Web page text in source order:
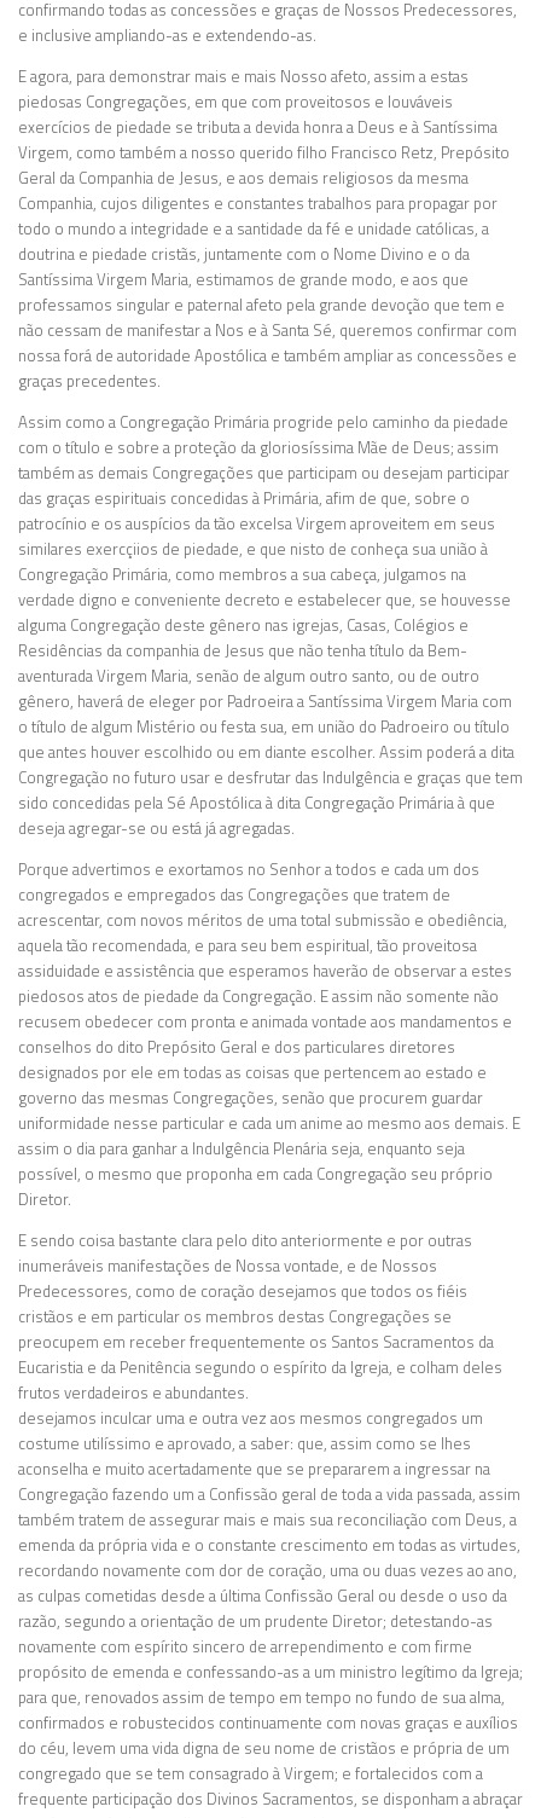
confirmando todas as concessões e graças de Nossos Predecessores,
e inclusive ampliando-as e extendendo-as.
E agora, para demonstrar mais e mais Nosso afeto, assim a estas
piedosas Congregações, em que com proveitosos e louváveis
exercícios de piedade se tributa a devida honra a Deus e à Santíssima
Virgem, como também a nosso querido filho Francisco Retz, Prepósito
Geral da Companhia de Jesus, e aos demais religiosos da mesma
Companhia, cujos diligentes e constantes trabalhos para propagar por
todo o mundo a integridade e a santidade da fé e unidade católicas, a
doutrina e piedade cristãs, juntamente com o Nome Divino e o da
Santíssima Virgem Maria, estimamos de grande modo, e aos que
professamos singular e paternal afeto pela grande devoção que tem e
não cessam de manifestar a Nos e à Santa Sé, queremos confirmar com
nossa forá de autoridade Apostólica e também ampliar as concessões e
graças precedentes.
Assim como a Congregação Primária progride pelo caminho da piedade
com o título e sobre a proteção da gloriosíssima Mãe de Deus; assim
também as demais Congregações que participam ou desejam participar
das graças espirituais concedidas à Primária, afim de que, sobre o
patrocínio e os auspícios da tão excelsa Virgem aproveitem em seus
similares exercçiios de piedade, e que nisto de conheça sua união à
Congregação Primária, como membros a sua cabeça, julgamos na
verdade digno e conveniente decreto e estabelecer que, se houvesse
alguma Congregação deste gênero nas igrejas, Casas, Colégios e
Residências da companhia de Jesus que não tenha título da Bem-
aventurada Virgem Maria, senão de algum outro santo, ou de outro
gênero, haverá de eleger por Padroeira a Santíssima Virgem Maria com
o título de algum Mistério ou festa sua, em união do Padroeiro ou título
que antes houver escolhido ou em diante escolher. Assim poderá a dita
Congregação no futuro usar e desfrutar das Indulgência e graças que tem
sido concedidas pela Sé Apostólica à dita Congregação Primária à que
deseja agregar-se ou está já agregadas.
Porque advertimos e exortamos no Senhor a todos e cada um dos
congregados e empregados das Congregações que tratem de
acrescentar, com novos méritos de uma total submissão e obediência,
aquela tão recomendada, e para seu bem espiritual, tão proveitosa
assiduidade e assistência que esperamos haverão de observar a estes
piedosos atos de piedade da Congregação. E assim não somente não
recusem obedecer com pronta e animada vontade aos mandamentos e
conselhos do dito Prepósito Geral e dos particulares diretores
designados por ele em todas as coisas que pertencem ao estado e
governo das mesmas Congregações, senão que procurem guardar
uniformidade nesse particular e cada um anime ao mesmo aos demais. E
assim o dia para ganhar a Indulgência Plenária seja, enquanto seja
possível, o mesmo que proponha em cada Congregação seu próprio
Diretor.
E sendo coisa bastante clara pelo dito anteriormente e por outras
inumeráveis manifestações de Nossa vontade, e de Nossos
Predecessores, como de coração desejamos que todos os fiéis
cristãos e em particular os membros destas Congregações se
preocupem em receber frequentemente os Santos Sacramentos da
Eucaristia e da Penitência segundo o espírito da Igreja, e colham deles
frutos verdadeiros e abundantes.
desejamos inculcar uma e outra vez aos mesmos congregados um
costume utilíssimo e aprovado, a saber: que, assim como se lhes
aconselha e muito acertadamente que se prepararem a ingressar na
Congregação fazendo um a Confissão geral de toda a vida passada, assim
também tratem de assegurar mais e mais sua reconciliação com Deus, a
emenda da própria vida e o constante crescimento em todas as virtudes,
recordando novamente com dor de coração, uma ou duas vezes ao ano,
as culpas cometidas desde a última Confissão Geral ou desde o uso da
razão, segundo a orientação de um prudente Diretor; detestando-as
novamente com espírito sincero de arrependimento e com firme
propósito de emenda e confessando-as a um ministro legítimo da Igreja;
para que, renovados assim de tempo em tempo no fundo de sua alma,
confirmados e robustecidos continuamente com novas graças e auxílios
do céu, levem uma vida digna de seu nome de cristãos e própria de um
congregado que se tem consagrado à Virgem; e fortalecidos com a
frequente participação dos Divinos Sacramentos, se disponham a abraçar